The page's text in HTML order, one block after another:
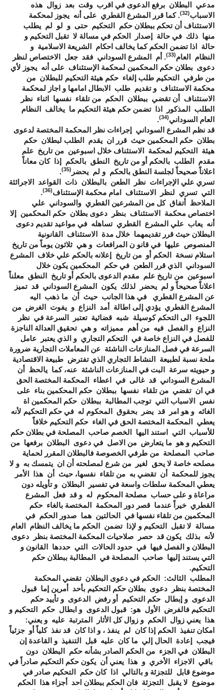
مدعي البطلان برفع الدعوى في اقرب وقت بعد زوال هذه
الاسباب(32)
. كما قرر المشرع القطري على أنه يجوز لمحكمة
الاستئناف أن تحكم ببطلان حكم التحكيم حتى و لو لم يطلب
منها ذلك في حالة إصدار الحكم في مسالة لا تقبل التحكيم و
حالة اذا تضمن الحكم كما يخالف احكام الشريعة الاسلامية و
النظام العام(33)
. أم المشرع السوداني فقد جعل الاختصاص لنظر
دعوى بطلان حكم المحكمين لمحكمة الإستئناف على أنه يجوز لأي
من طرفي التحكيم طلب إلغاء حكم هيئة التحكيم للبطلان من
محكمة الاستئناف و تقديم طلب الابطال امامها و اجاز لمحكمة
الاستئناف أن تقضي ببطلان الحكم من تلقاء نفسها اثناء نظر
الطلب المذكور اذا تضمن حكم هيئة التحكيم ما يخالف النظام
العام السوداني(34)
.
قد نظم المشرع السوداني إجراءات نظر المحكمة المختصة لدعوى
بطلان حكم المحكمين حيث قرر ان يقدم الطلب لبطلان حكم
هيئة التحكيم لمحكمة الاستئناف خلال اسبوعين من تاريخ علم
مقدم الطلب بالحكم أو من تاريخ النطق بالحكم إذا كان معاناً
اعلاناً صحيحاً لجلسة النطق بالحكم و لم يحضر (35)
.
تسري علي الإجراءات نظر الطعن بالبطلان ذات القواعد الاجرائئة
التي تسري لنظر الاستئناف امام محكمة الإستئناف(36)
.
الملاحظ أتفاق كل من المشرعين القطري والسوداني علي
اختصاص محكمة الاستئناف بنظر دعوى بطلان حكم المحكمين إلا
أنه يعاب علي المشرع القطري تساهله في مواعيد تقديم دعوى
البطلان حيث قرر تقديمهما خلال مدة الاستئناف القانونية
المنصوص عليها في قانو ن المرافعات و هي ثلاثون يوماً من تاريخ
استلام نسخة الحكم أو من تاريخ إعلانه بالحكم علي خلاف المشرع
السوداني الذي قرر الطعن في حكم المحكمين يكون خلال
اسبوعين من تاريخ علم مقدم الدعوى بالحكم أو تاريخ النطق معلناً
اعلاناً صحيحاً و لم يحضر لذلك يكون المشرع السوداني قد تميز
عن المشرع القطري في هذا الجانب حيث أن ما ذهب اليه
المشرع القطري يؤدي إلى اطالة أمد النزاع و يفوت الغرض من
اللجوء الى التحكم كوسيلة شبه قضائية تعتبر السرعة في نظر
النزاع و الفصل فيه من أهم مميزاته و هي تحقيق العدالة الناجزة
للفصل في النزاع خاصة في التحكم التجاري و الذي يعتبر عامل
السرعة في فصل المنازعات الناشئة عن المعاملات التجارية ضرورة
ملحة نسبة لطبيعة النشاط التجاري الذي تفترض طبيعة الاقتصادية
و حيويته سرعة البت في المنازعات الناشئة عنه، كما يالحظ أن
المشرع السوداني قد غالى في اعطاء المحكمة المختصة الحق
في ان تقضي من تلقاء نفسها ببطلان حكم المحكمين بناء على
نفس الاسباب التي توجب المطالبة ببطلان حكم المحكمين اة
الغائه و هو امر قد يضر بحقوق المحكوم له في حكم التحكيم لأنه
يعطي المحكمة المختصة الحق في الغاء حكم التحكيم خلافاً
للأسباب التي استند اليها الخصم صاحب المصلحة في بطلان حكم
التحكيم و هو ما يتعارض من الاصل في دعوى البطلان برفعها من
صاحب المصلحة من طرفي الخصوصة فالبطلان المقرر لحماية
مصلحه خاصة لا يحق لغير من شرع لمصلحته أن ان يتمسك به و لا
يجوز للمحكمة أن تقضي به من تلقاء نفسها، حيث أن هذا الأمر
يعطي المحكمة سلطات واسعة في تفسير البطلان و تأويله دون
مراعاة و على حساب مصلحة المحكوم له و قد فعل المشرع
القطري خيراً عندما قصر دور المحكمة المختصة بالغاء حكم
المحكمين من تلقاء نفسها في الحالتين هما صدور الحكم في
مسالة لا تقبل التحكيم و لإذا تضمن الحكم ما يخالف النظام العام
لأنه بذلك يكون قد حصر صلاحيات المحكمة المختصة بنظر دعوى
البطلان و الفصل فيها في حدود الحالات التي حددها القانون و
التي يستند إليها صاحب المصلحة في المطالبة ببطلان حكم
التحكيم.
المطلب الثالث: الحكم في دعوى البطلان تقضي المحكمة
المختصة بنظر دعوى بطلان حكم التحكيم بأحد أمرين إما قبول
الدعوى و إبطال حكم التحكيم أو رفض الدعوى و تأييد حكم
التحكيم فالفرض الأول هو: قبول الدعوى و ابطال حكم التحكيم و
هذا يعني زوال الحكم و زوال كل الأثار المترتبة عليه و يعني:
امكان تنفيذ الحكم إذا كان لم ينفذ ، و اذا كان قد نفذ كلياً أو جزئياً
فيجب إعادة الحال إلي ما كان عليه قبل التنفيذ و القاعدة إن
البطلان في الجزء من الحكم الصادر بشأنه حكم البطلان دون
باقي الاجزاء الأخري و هذا يعني أن يكون حكم التحكيم صادراً في
موضوع قابل للتجزئة و بالتالي اذا كان حكم التحكيم صادر في
موضوع لا يقبل التجزئة فان الحكم ببطلان احد أجزاء هذا الحكم